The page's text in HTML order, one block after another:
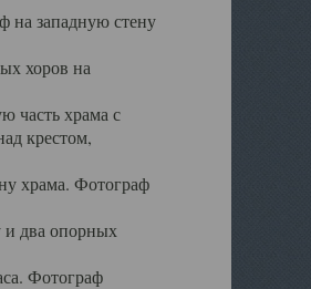
западную стену
хоров на
часть храма с
крестом,
храма. Фотограф
два опорных
Фотограф